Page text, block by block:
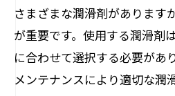
さまざまな潤滑剤があります
が重要です。使用する潤滑剤
に合わせて選択する必要があ
メンテナンスにより適切な潤